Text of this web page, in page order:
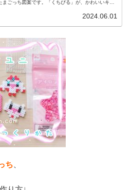
まごっち図案です。「くちびる」が、かわいいキャ
2024.06.01
ち